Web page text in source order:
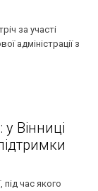
за участі
адміністрації з
Вінниці
під час якого